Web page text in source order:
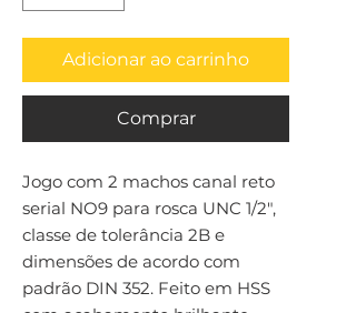
Adicionar ao carrinho
Comprar
Jogo com 2 machos canal reto
serial NO9 para rosca UNC 1/2",
classe de tolerância 2B e
dimensões de acordo com
padrão DIN 352. Feito em HSS